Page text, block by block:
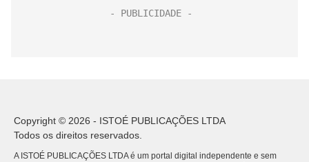
Copyright © 2026 - ISTOÉ PUBLICAÇÕES LTDA
Todos os direitos reservados.
A ISTOÉ PUBLICAÇÕES LTDA é um portal digital independente e sem